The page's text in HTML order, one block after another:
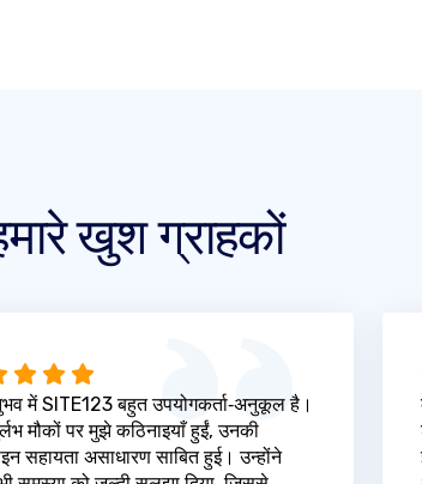
खुश ग्राहकों
में SITE123 बहुत उपयोगकर्ता‑अनुकूल है।
मौकों पर मुझे कठिनाइयाँ हुईं, उनकी
सहायता असाधारण साबित हुई। उन्होंने